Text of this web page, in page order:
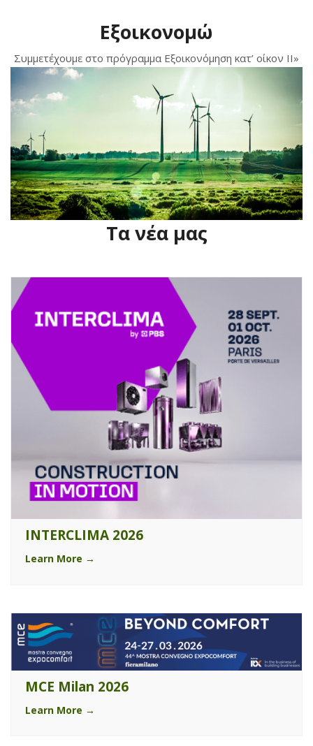
Εξοικονομώ
Συμμετέχουμε στο πρόγραμμα Εξοικονόμηση κατ’ οίκον ΙΙ»
Τα νέα μας
INTERCLIMA 2026
Learn More →
MCE Milan 2026
Learn More →